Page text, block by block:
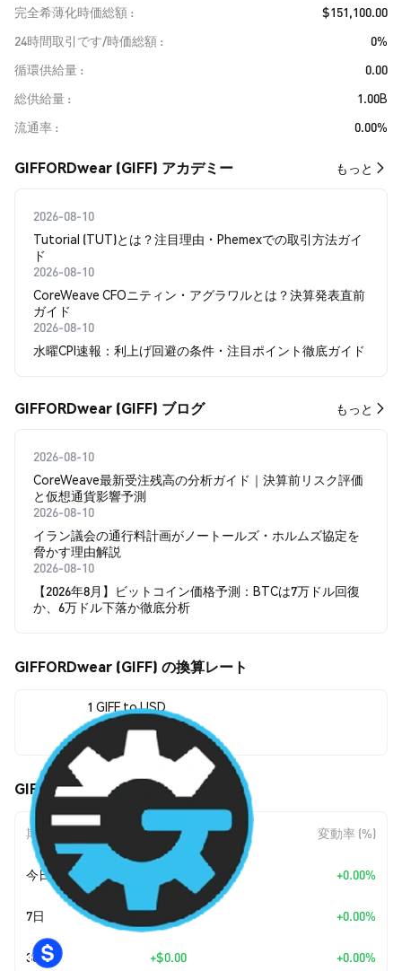
完全希薄化時価総額
$151,100.00
24時間取引です/時価総額
0%
循環供給量
0.00
総供給量
1.00B
流通率
0.00%
GIFFORDwear (GIFF) アカデミー もっと
2026-08-10
Tutorial (TUT)とは？注目理由・Phemexでの取引方法ガイ
ド
2026-08-10
CoreWeave CFOニティン・アグラワルとは？決算発表直前
ガイド
2026-08-10
水曜CPI速報：利上げ回避の条件・注目ポイント徹底ガイド
GIFFORDwear (GIFF) ブログ もっと
2026-08-10
CoreWeave最新受注残高の分析ガイド｜決算前リスク評価
と仮想通貨影響予測
2026-08-10
イラン議会の通行料計画がノートールズ・ホルムズ協定を
脅かす理由解説
2026-08-10
【2026年8月】ビットコイン価格予測：BTCは7万ドル回復
か、6万ドル下落か徹底分析
GIFFORDwear (GIFF) の換算レート
1 GIFF to USD
$0.0001511
GIFFORDwear (GIFF) の価格変動
期間 金額変動 変動率 (%)
今日 $0.00 +0.00%
7日 +$0.00 +0.00%
30日 +$0.00 +0.00%